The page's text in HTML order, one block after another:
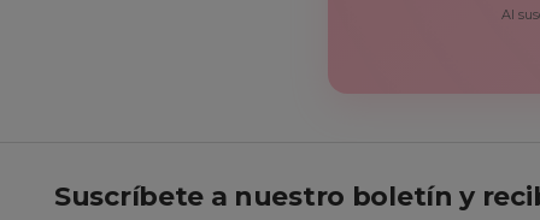
Al
Suscríbete a nuestro boletín y